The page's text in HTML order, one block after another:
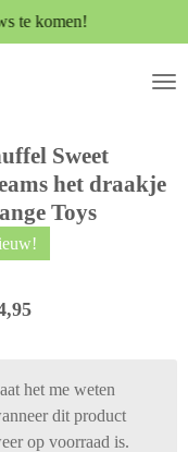
te komen!
Sweet
het draakje
Toys
het me weten
dit product
op voorraad is.